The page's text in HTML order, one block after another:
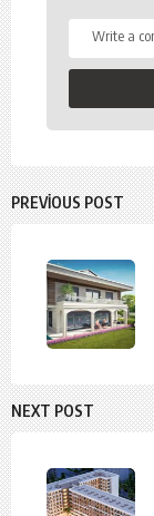
PREVIOUS POST
NEXT POST